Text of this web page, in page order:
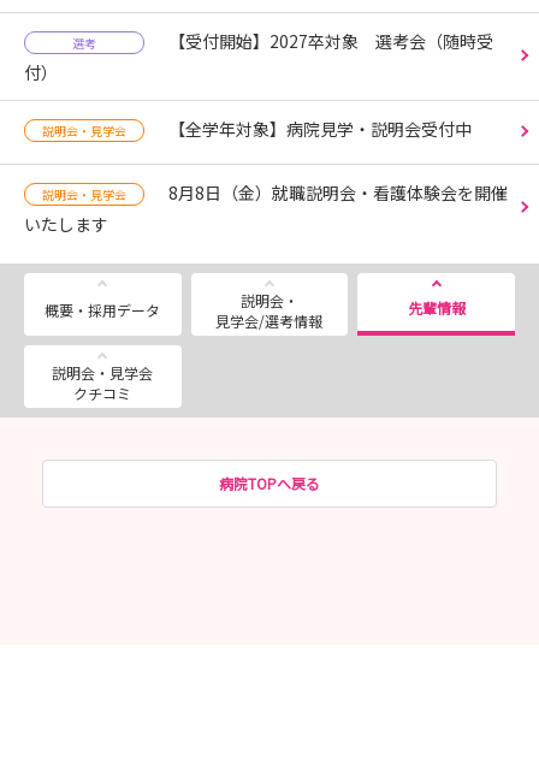
選考
【受付開始】2027卒対象 選考会（随時受
付）
説明会・見学会 【全学年対象】病院見学・説明会受付中
説明会・見学会
8月8日（金）就職説明会・看護体験会を開催
いたします
概要・採用データ
説明会・
見学会/選考情報
先輩情報
説明会・見学会
クチコミ
病院TOPへ戻る